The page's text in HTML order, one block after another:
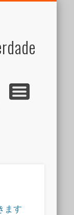
ます